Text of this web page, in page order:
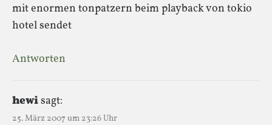
mit enormen tonpatzern beim playback von tokio
hotel sendet
Antworten
hewisagt:
25. März 2007 um 23:26 Uhr